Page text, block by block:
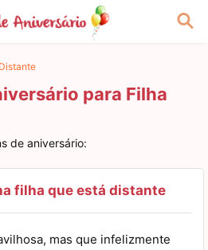
para Filha
de aniversário:
filha que está distante
mas que infelizmente